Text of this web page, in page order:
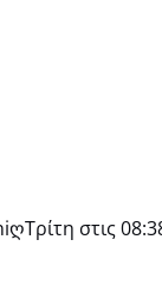
Τρίτη στις
40 και